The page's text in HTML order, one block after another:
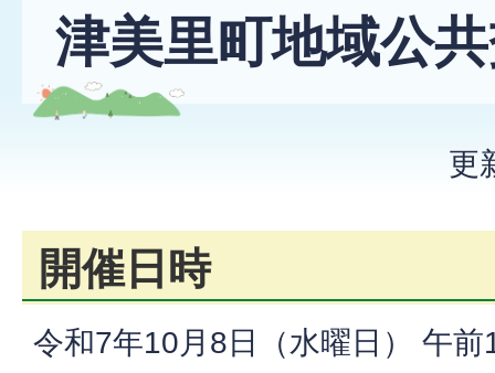
津美里町地域公
更
開催日時
令和7年10月8日（水曜日） 午